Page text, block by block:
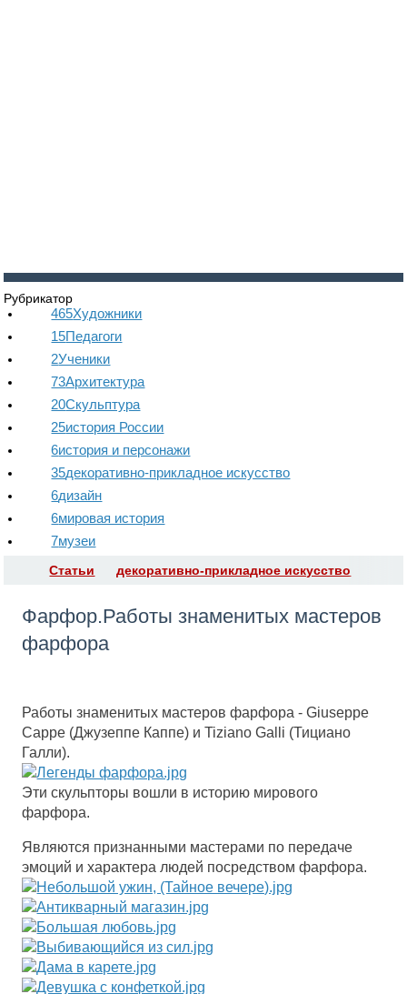
Рубрикатор
465Художники
15Педагоги
2Ученики
73Архитектура
20Скульптура
25история России
6история и персонажи
35декоративно-прикладное искусство
6дизайн
6мировая история
7музеи
Статьи декоративно-прикладное искусство
​Фарфор.Работы знаменитых мастеров
фарфора
Работы знаменитых мастеров фарфора - Giuseppe
Cappe (Джузеппе Каппе) и Tiziano Galli (Тициано
Галли).
Эти скульпторы вошли в историю мирового
фарфора.
Являются признанными мастерами по передаче
эмоций и характера людей посредством фарфора.